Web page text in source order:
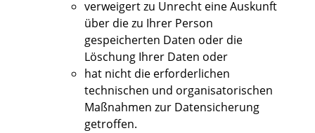
verweigert zu Unrecht eine Auskunft
über die zu Ihrer Person
gespeicherten Daten oder die
Löschung Ihrer Daten oder
hat nicht die erforderlichen
technischen und organisatorischen
Maßnahmen zur Datensicherung
getroffen.